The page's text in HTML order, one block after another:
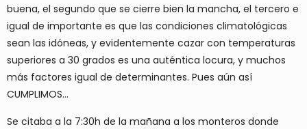
buena, el segundo que se cierre bien la mancha, el tercero e
igual de importante es que las condiciones climatológicas
sean las idóneas, y evidentemente cazar con temperaturas
superiores a 30 grados es una auténtica locura, y muchos
más factores igual de determinantes. Pues aún así
CUMPLIMOS…
Se citaba a la 7:30h de la mañana a los monteros donde